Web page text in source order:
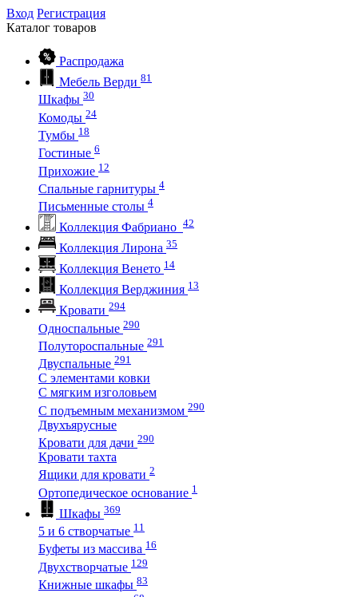
Вход Регистрация
Каталог товаров
Распродажа
Мебель Верди 81
Шкафы 30
Комоды 24
Тумбы 18
Гостиные 6
Прихожие 12
Спальные гарнитуры 4
Письменные столы 4
Коллекция Фабриано 42
Коллекция Лирона 35
Коллекция Венето 14
Коллекция Верджиния 13
Кровати 294
Односпальные 290
Полутороспальные 291
Двуспальные 291
С элементами ковки
С мягким изголовьем
С подъемным механизмом 290
Двухъярусные
Кровати для дачи 290
Кровати тахта
Ящики для кровати 2
Ортопедическое основание 1
Шкафы 369
5 и 6 створчатые 11
Буфеты из массива 16
Двухстворчатые 129
Книжные шкафы 83